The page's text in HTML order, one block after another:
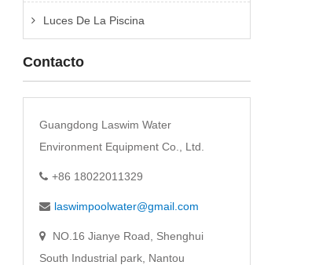
Luces De La Piscina
Contacto
Guangdong Laswim Water
Environment Equipment Co., Ltd.
+86 18022011329
laswimpoolwater@gmail.com
NO.16 Jianye Road, Shenghui
South Industrial park, Nantou